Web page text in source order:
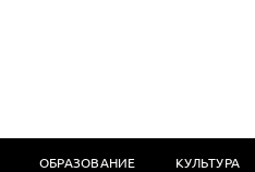
ОБРАЗОВАНИЕ КУЛЬТУРА